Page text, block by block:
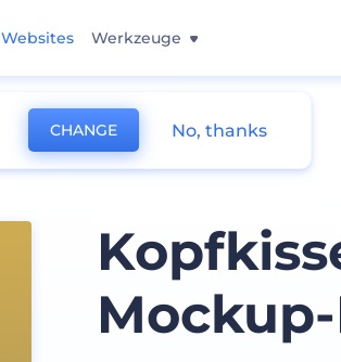
Websites Werkzeuge
CHANGE No, thanks